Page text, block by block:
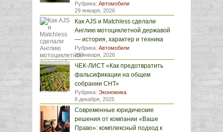
Рубрика: Автомобили
29 января, 2026
Как AJS и Matchless сделали
Англию мотоциклетной державой
— история, характер и техника
Рубрика: Автомобили
29 января, 2026
ЧЕК-ЛИСТ «Как предотвратить
фальсификации на общем
собрании СНТ»
Рубрика: Экономика
8 декабря, 2025
Современные юридические
решения от компании «Ваше
Право»: комплексный подход к